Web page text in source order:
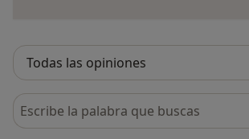
Busca en opiniones